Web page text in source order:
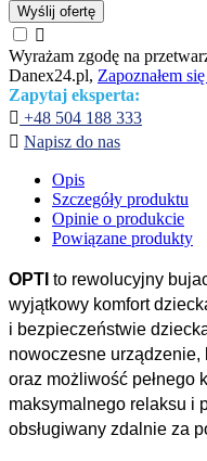
Wyślij ofertę

Wyrażam zgodę na
Danex24.pl, Zapoznałem
Zapytaj eksperta:
 +48 504 188 333
 Napisz do nas
Opis
Szczegóły produktu
Opinie o produkcie
Powiązane produkty
OPTI to rewolucyjny
wyjątkowy komfort
i bezpieczeństwie
nowoczesne urządzenie,
oraz możliwość pełnego
maksymalnego relaksu i
obsługiwany zdalnie za